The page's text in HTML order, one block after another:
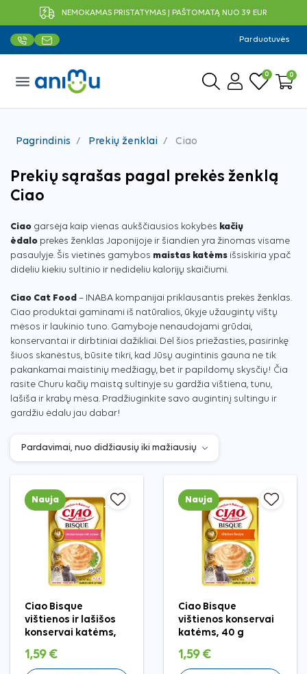
NEMOKAMAS PRISTATYMAS Į PAŠTOMATĄ NUO 39 EUR
Parduotuvės
menu 0 0
Pagrindinis Prekių ženklai Ciao
Prekių sąrašas pagal prekės ženklą
Ciao
Ciao garsėja kaip vienas aukščiausios kokybės kačių
ėdalo prekės ženklas Japonijoje ir šiandien yra žinomas visame
pasaulyje. Šis vietinės gamybos maistas katėms išsiskiria ypač
dideliu kiekiu sultinio ir nedideliu kalorijų skaičiumi.
Ciao Cat Food – INABA kompanijai priklausantis prekės ženklas.
Ciao produktai gaminami iš natūralios, ūkyje užaugintų vištų
mėsos ir laukinio tuno. Gamyboje nenaudojami grūdai,
konservantai ir dirbtiniai dažikliai. Dėl šios priežasties, pasirinkę
šiuos skanėstus, būsite tikri, kad Jūsų augintinis gauna ne tik
pakankamai maistinių medžiagų, bet ir papildomų skysčių! Čia
rasite Churu kačių maistą sultinyje su gardžia vištiena, tunu,
lašiša ir krabų mėsa. Pradžiuginkite savo augintinį sultingu ir
gardžiu ėdalu jau dabar!
Nauja
Ciao Bisque
vištienos ir lašišos
konservai katėms,
1,59 €
Nauja
Ciao Bisque
vištienos konservai
katėms, 40 g
1,59 €